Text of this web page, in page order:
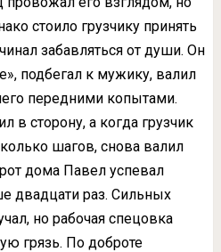
стоило грузчику принять
забавляться от души. Он
подбегал к мужику, валил
передними копытами.
в сторону, а когда грузчик
шагов, снова валил
дома Павел успевал
двадцати раз. Сильных
но рабочая спецовка
грязь. По доброте